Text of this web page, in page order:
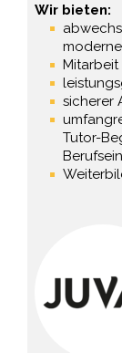
Wir bieten:
Mitarbeit
sicherer
Tutor-